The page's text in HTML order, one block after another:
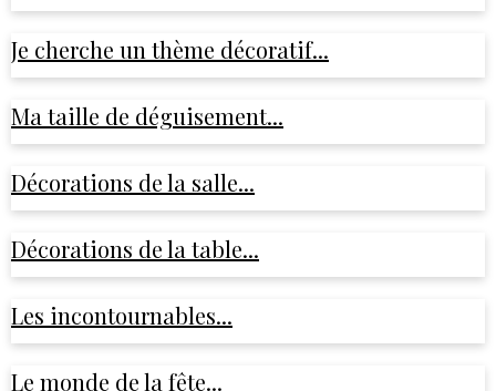
Je cherche un thème décoratif...
Ma taille de déguisement...
Décorations de la salle...
Décorations de la table...
Les incontournables...
Le monde de la fête...